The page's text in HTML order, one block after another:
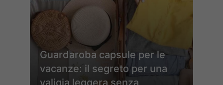
Guardaroba capsule per le
vacanze: il segreto per una
valigia leggera senza